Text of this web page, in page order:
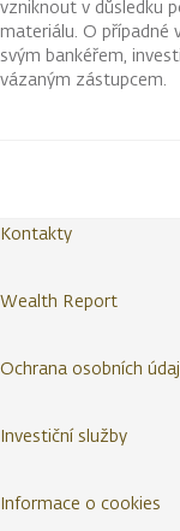
vzniknout v důsledku
materiálu. O případné
svým bankéřem,
vázaným zástupcem.
Kontakty
Wealth Report
Ochrana osobních
Investiční služby
Informace o cookies